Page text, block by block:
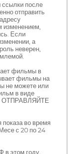
после
отправить
Если
а
неверен,
фильмы в
фильмы на
не можете или
в виде
ОТПРАВЛЯЙТЕ
во время
с 20 по 24
этом году,